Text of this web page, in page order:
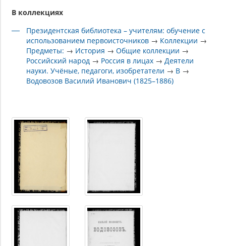
В коллекциях
Президентская библиотека – учителям: обучение с
использованием первоисточников → Коллекции →
Предметы: → История →Общие коллекции →
Российский народ → Россия в лицах →Деятели
науки. Учёные, педагоги, изобретатели → В →
Водовозов Василий Иванович (1825–1886)